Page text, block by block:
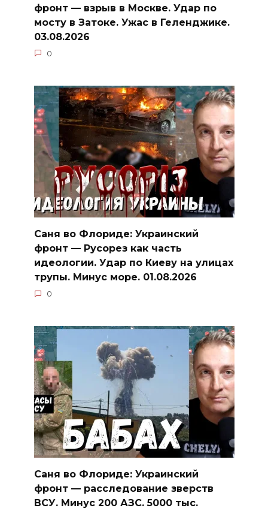
фронт — взрыв в Москве. Удар по
мосту в Затоке. Ужас в Геленджике.
03.08.2026
0
Саня во Флориде: Украинский
фронт — Русорез как часть
идеологии. Удар по Киеву на улицах
трупы. Минус море. 01.08.2026
0
Саня во Флориде: Украинский
фронт — расследование зверств
ВСУ. Минус 200 АЗС. 5000 тыс.